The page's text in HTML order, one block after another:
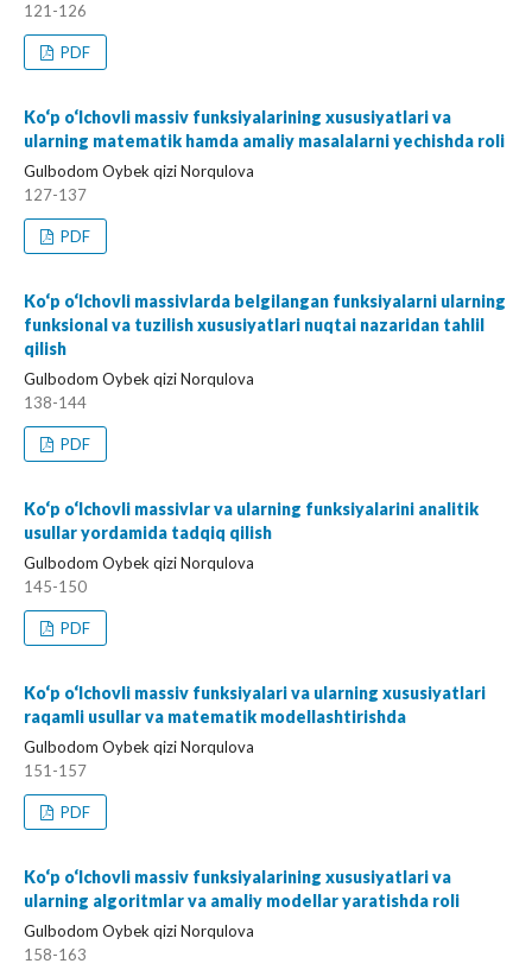
121-126
PDF
Ko‘p o‘lchovli massiv funksiyalarining xususiyatlari va
ularning matematik hamda amaliy masalalarni yechishda roli
Gulbodom Oybek qizi Norqulova
127-137
PDF
Ko‘p o‘lchovli massivlarda belgilangan funksiyalarni ularning
funksional va tuzilish xususiyatlari nuqtai nazaridan tahlil
qilish
Gulbodom Oybek qizi Norqulova
138-144
PDF
Ko‘p o‘lchovli massivlar va ularning funksiyalarini analitik
usullar yordamida tadqiq qilish
Gulbodom Oybek qizi Norqulova
145-150
PDF
Ko‘p o‘lchovli massiv funksiyalari va ularning xususiyatlari
raqamli usullar va matematik modellashtirishda
Gulbodom Oybek qizi Norqulova
151-157
PDF
Ko‘p o‘lchovli massiv funksiyalarining xususiyatlari va
ularning algoritmlar va amaliy modellar yaratishda roli
Gulbodom Oybek qizi Norqulova
158-163